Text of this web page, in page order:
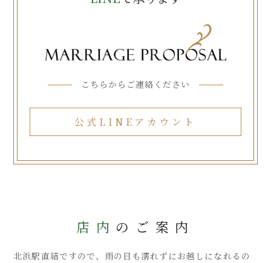
こちらからご連絡ください
公式LINEアカウント
店内 のご案内
北浜駅直結ですので、雨の日も濡れずにお越しになれるの